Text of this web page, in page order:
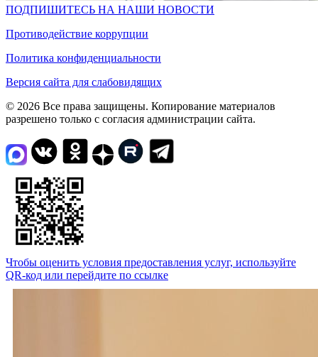
ПОДПИШИТЕСЬ НА НАШИ НОВОСТИ
Противодействие коррупции
Политика конфиденциальности
Версия сайта для слабовидящих
© 2026 Все права защищены. Копирование материалов
разрешено только с согласия администрации сайта.
Чтобы оценить условия предоставления услуг, используйте
QR-код или перейдите по ссылке